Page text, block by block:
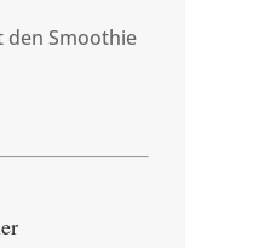
den Smoothie